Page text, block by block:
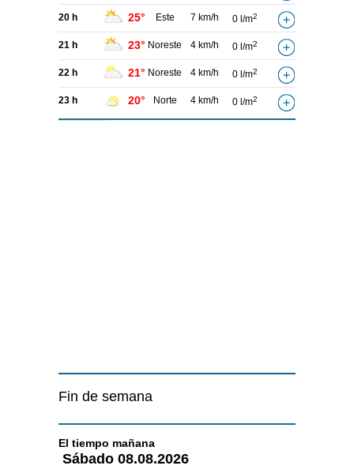
20 h 25° Este 7 km/h 0 l/m2
21 h 23° Noreste 4 km/h 0 l/m2
22 h 21° Noreste 4 km/h 0 l/m2
23 h 20° Norte 4 km/h 0 l/m2
Fin de semana
El tiempo mañana
Sábado 08.08.2026